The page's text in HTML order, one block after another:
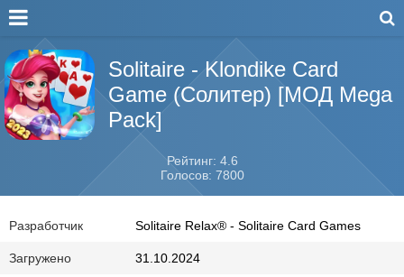
Solitaire - Klondike Card
Game (Солитер) [МОД Mega
Pack]
Рейтинг: 4.6
Голосов: 7800
Разработчик Solitaire Relax® - Solitaire Card Games
Загружено 31.10.2024